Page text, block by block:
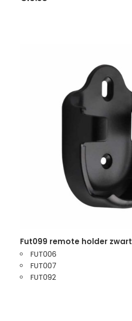
fut099 remote holder zwart
FUT006
FUT007
FUT092